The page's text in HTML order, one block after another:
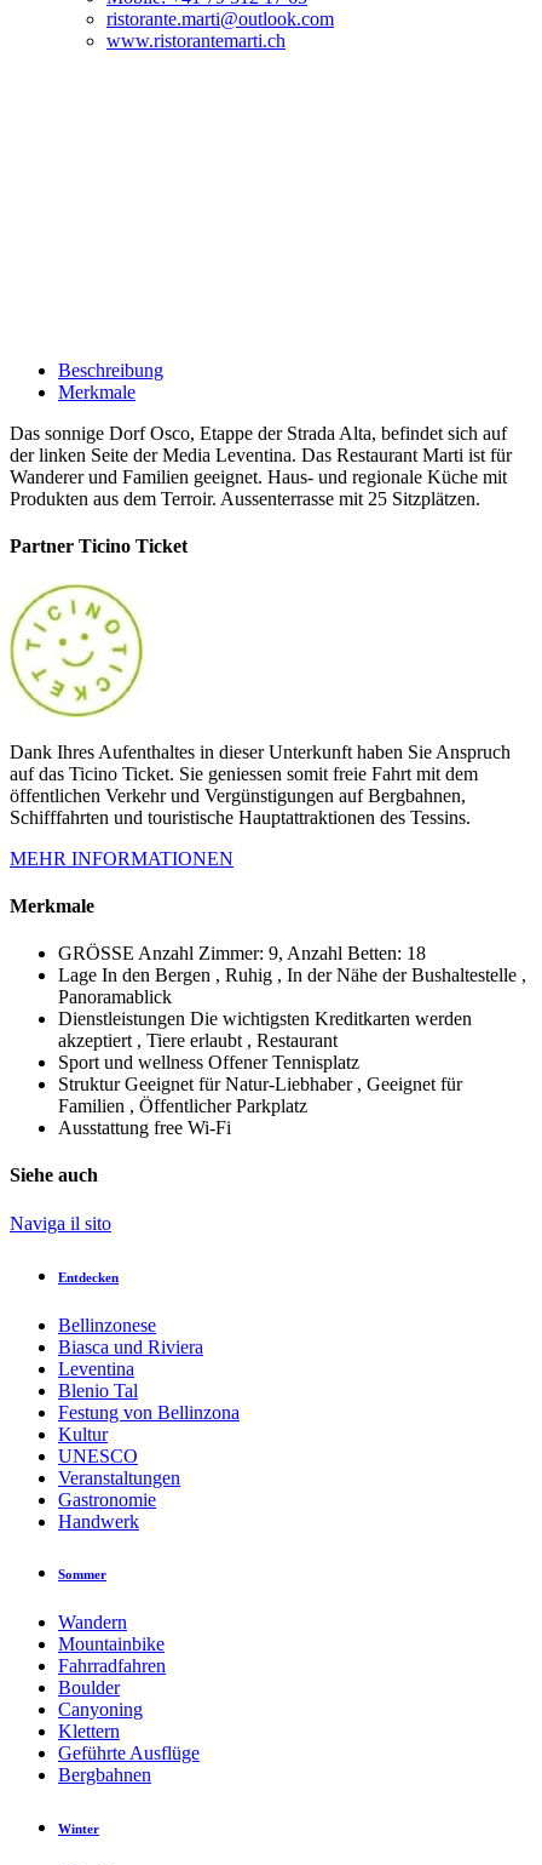
ristorante.marti@outlook.com
www.ristorantemarti.ch
Beschreibung
Merkmale
Das sonnige Dorf Osco, Etappe der Strada Alta, befindet sich auf
der linken Seite der Media Leventina. Das Restaurant Marti ist für
Wanderer und Familien geeignet. Haus- und regionale Küche mit
Produkten aus dem Terroir. Aussenterrasse mit 25 Sitzplätzen.
Partner Ticino Ticket
Dank Ihres Aufenthaltes in dieser Unterkunft haben Sie Anspruch
auf das Ticino Ticket. Sie geniessen somit freie Fahrt mit dem
öffentlichen Verkehr und Vergünstigungen auf Bergbahnen,
Schifffahrten und touristische Hauptattraktionen des Tessins.
MEHR INFORMATIONEN
Merkmale
GRÖSSE Anzahl Zimmer: 9, Anzahl Betten: 18
Lage In den Bergen , Ruhig , In der Nähe der Bushaltestelle ,
Panoramablick
Dienstleistungen Die wichtigsten Kreditkarten werden
akzeptiert , Tiere erlaubt , Restaurant
Sport und wellness Offener Tennisplatz
Struktur Geeignet für Natur-Liebhaber , Geeignet für
Familien , Öffentlicher Parkplatz
Ausstattung free Wi-Fi
Siehe auch
Naviga il sito
Entdecken
Bellinzonese
Biasca und Riviera
Leventina
Blenio Tal
Festung von Bellinzona
Kultur
UNESCO
Veranstaltungen
Gastronomie
Handwerk
Sommer
Wandern
Mountainbike
Fahrradfahren
Boulder
Canyoning
Klettern
Geführte Ausflüge
Bergbahnen
Winter